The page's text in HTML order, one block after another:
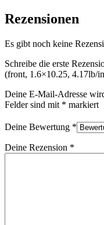
Rezensionen
Es gibt noch keine
Schreibe die erste
(front, 1.6×10.25, 4.17lb/
Deine E-Mail-Adresse
Felder sind mit * markiert
Deine Bewertung *
Deine Rezension *